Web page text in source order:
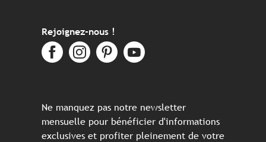
Rejoignez-nous !
Ne manquez pas notre newsletter
mensuelle pour bénéficier d'informations
exclusives et profiter pleinement de votre